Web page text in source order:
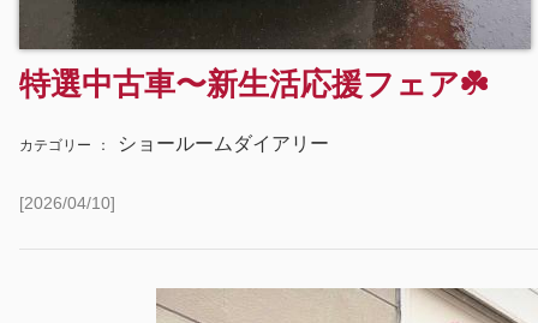
特選中古車〜新生活応援フェア☘️
カテゴリー ： ショールームダイアリー
[2026/04/10]